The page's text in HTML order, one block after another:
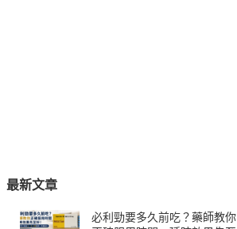
最新文章
必利勁要多久前吃？藥師教你